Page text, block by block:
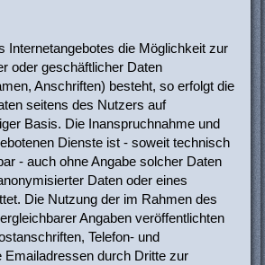
Internetangebotes die Möglichkeit zur
oder geschäftlicher Daten
Anschriften) besteht, so erfolgt die
seitens des Nutzers auf
Basis. Die Inanspruchnahme und
Dienste ist - soweit technisch
- auch ohne Angabe solcher Daten
Daten oder eines
Die Nutzung der im Rahmen des
Angaben veröffentlichten
Telefon- und
Emailadressen durch Dritte zur